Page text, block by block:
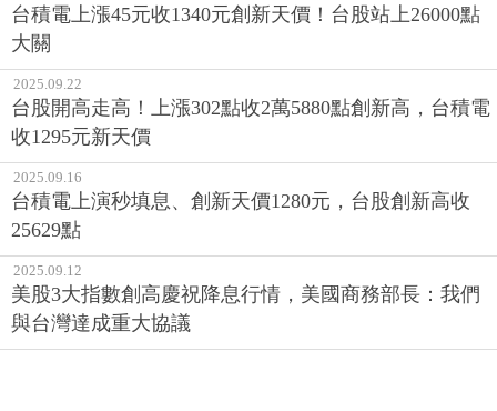
台積電上漲45元收1340元創新天價！台股站上26000點
大關
2025.09.22
台股開高走高！上漲302點收2萬5880點創新高，台積電
收1295元新天價
2025.09.16
台積電上演秒填息、創新天價1280元，台股創新高收
25629點
2025.09.12
美股3大指數創高慶祝降息行情，美國商務部長：我們
與台灣達成重大協議